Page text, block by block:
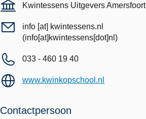
Kwintessens Uitgevers Amersfoort
info [at] kwintessens.nl
(info[at]kwintessens[dot]nl)
033 - 460 19 40
www.kwinkopschool.nl
Contactpersoon